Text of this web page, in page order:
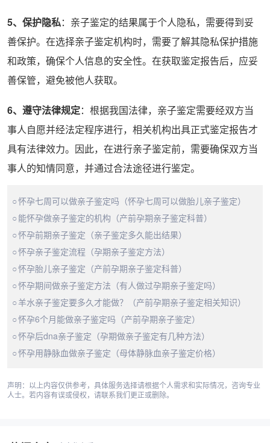
5、保护隐私：亲子鉴定的结果属于个人隐私，需要得到妥
善保护。在选择亲子鉴定机构时，需要了解其隐私保护措施
和政策，确保个人信息的安全性。在获取鉴定报告后，应妥
善保管，避免被他人获取。
6、遵守法律规定：根据我国法律，亲子鉴定需要经双方当
事人自愿并经法定程序进行，相关机构出具正式鉴定报告才
具有法律效力。因此，在进行亲子鉴定前，需要确保双方当
事人的知情同意，并通过合法途径进行鉴定。
怀孕七周可以做亲子鉴定吗（怀孕七周可以做胎儿亲子鉴定）
能怀孕做亲子鉴定的机构（产前孕期亲子鉴定科普）
怀孕前期亲子鉴定（亲子鉴定多久能出结果）
怀孕亲子鉴定流程（孕期亲子鉴定方法）
怀孕胎儿亲子鉴定（产前孕期亲子鉴定科普）
怀孕期间做亲子鉴定方法（有人做过孕期亲子鉴定吗）
羊水亲子鉴定要多久才能做？（产前孕期亲子鉴定相关知识）
怀孕6个月能做亲子鉴定吗（产前孕期亲子鉴定）
怀孕后dna亲子鉴定（孕期做亲子鉴定有几种方法）
怀孕用静脉血做亲子鉴定（母体静脉血亲子鉴定价格）
声明：以上内容仅供参考，具体服务选择请根据个人需求和实际情况，咨询专业
人士。若内容有误或侵权，请联系我们更正或删除。